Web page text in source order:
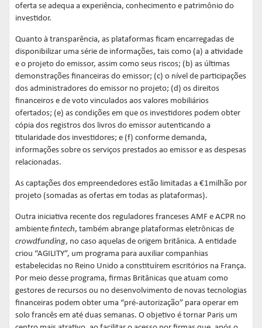
oferta se adequa a experiência, conhecimento e patrimônio do
investidor.
Quanto à transparência, as plataformas ficam encarregadas de
disponibilizar uma série de informações, tais como (a) a atividade
e o projeto do emissor, assim como seus riscos; (b) as últimas
demonstrações financeiras do emissor; (c) o nível de participações
dos administradores do emissor no projeto; (d) os direitos
financeiros e de voto vinculados aos valores mobiliários
ofertados; (e) as condições em que os investidores podem obter
cópia dos registros dos livros do emissor autenticando a
titularidade dos investidores; e (f) conforme demanda,
informações sobre os serviços prestados ao emissor e as despesas
relacionadas.
As captações dos empreendedores estão limitadas a €1milhão por
projeto (somadas as ofertas em todas as plataformas).
Outra iniciativa recente dos reguladores franceses AMF e ACPR no
ambiente fintech, também abrange plataformas eletrônicas de
crowdfunding, no caso aquelas de origem britânica. A entidade
criou “AGILITY”, um programa para auxiliar companhias
estabelecidas no Reino Unido a constituírem escritórios na França.
Por meio desse programa, firmas Britânicas que atuam como
gestores de recursos ou no desenvolvimento de novas tecnologias
financeiras podem obter uma “pré-autorização” para operar em
solo francês em até duas semanas. O objetivo é tornar Paris um